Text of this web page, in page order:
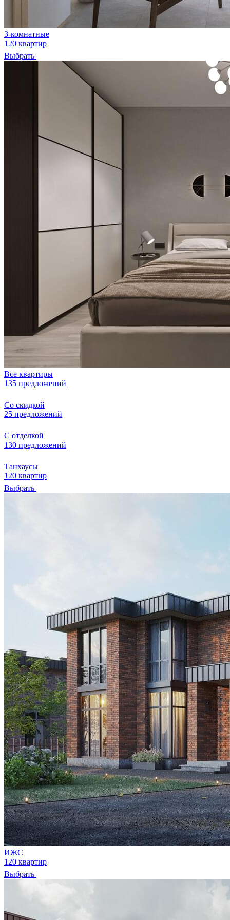
3-комнатные
120 квартир
Выбрать
Все квартиры
135 предложений
Со скидкой
25 предложений
С отделкой
130 предложений
Танхаусы
120 квартир
Выбрать
ИЖС
120 квартир
Выбрать